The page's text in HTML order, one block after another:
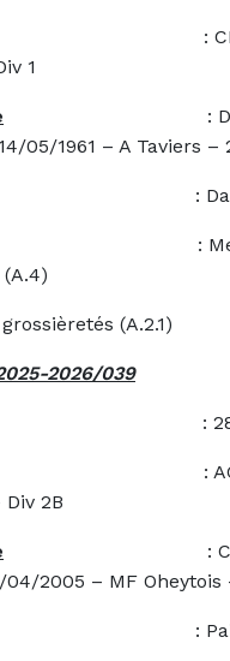
: CH Iliria
1
: Decamp
05/1961 – A Taviers –
(A.2.1)
2026/039
11/
: AG2
2B
: Collard
04/2005 – MF Oheytois